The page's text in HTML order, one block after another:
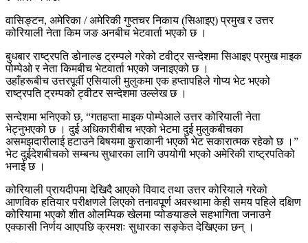
वासिङ्टन, अमेरिका / अमेरिकी गुप्तचर निकाय (सिआइए) प्रमुख र उत्तर
कोरियाली नेता किम जङ अनबीच भेटवार्ता भएको छ ।
बुधबार राष्ट्रपति डोनाल्ड ट्रम्पले गरेको टवीट्र सन्देशमा सिआइए प्रमुख माइक
पोम्पेओ र नेता किमबीच भेटवार्ता भएको जनाइएको छ ।
उहाँहरूबीच उत्तरपूर्वी एसियाली मुलुकमा एक हप्तापहिले गोप्य भेट भएको
राष्ट्रपति ट्रम्पको ट्वीटर सन्देशमा उल्लेख छ ।
सन्देशमा भनिएको छ, “गतहप्ता माइक पोम्पेआले उत्तर कोरियाली नेता
भेट्नुभएको छ । दुई अधिकारीबीच भएको भेटमा दुई मुलुकबीचका
असमझदारीलाई हटाउने बिषयमा कुराकानी भएको भेट सकारात्मक रहेको छ ।”
भेट दुईदेशबीचको सम्बन्ध सुधारका लागि उपयोगी भएको अमेरिकी राष्ट्रपतिको
भनाई छ ।
कोरियाली प्रायदीपमा देखिदै आएको विवाद तथा उत्तर कोरियाले गरेको
आणविक हतियार परीक्षणले लिएको तनावपूर्ण अवस्थामा केही समय पहिले दक्षिण
कोरियामा भएको शीत ओलम्पिक खेलमा प्योङयाङले सहभागिता जनाउने
एक्कासी निर्णय आएपछि क्रमशः सुधारका सङ्केत देखिएका छन् ।